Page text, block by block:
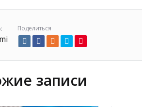
Поделиться
записи